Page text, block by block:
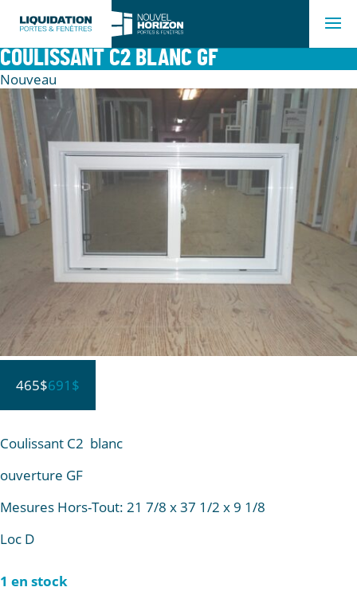
COULISSANT C2 BLANC GF
Nouveau
465$691$
Coulissant C2 blanc
ouverture GF
Mesures Hors-Tout: 21 7/8 x 37 1/2 x 9 1/8
Loc D
1 en stock